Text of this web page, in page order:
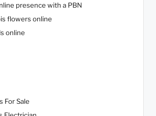
presence with a PBN
flowers online
online
For Sale